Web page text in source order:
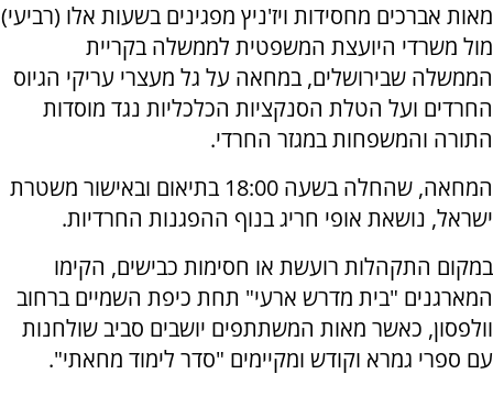
מאות אברכים מחסידות ויז'ניץ מפגינים בשעות אלו (רביעי)
מול משרדי היועצת המשפטית לממשלה בקריית
הממשלה שבירושלים, במחאה על גל מעצרי עריקי הגיוס
החרדים ועל הטלת הסנקציות הכלכליות נגד מוסדות
התורה והמשפחות במגזר החרדי.
המחאה, שהחלה בשעה 18:00 בתיאום ובאישור משטרת
ישראל, נושאת אופי חריג בנוף ההפגנות החרדיות.
במקום התקהלות רועשת או חסימות כבישים, הקימו
המארגנים "בית מדרש ארעי" תחת כיפת השמיים ברחוב
וולפסון, כאשר מאות המשתתפים יושבים סביב שולחנות
עם ספרי גמרא וקודש ומקיימים "סדר לימוד מחאתי".